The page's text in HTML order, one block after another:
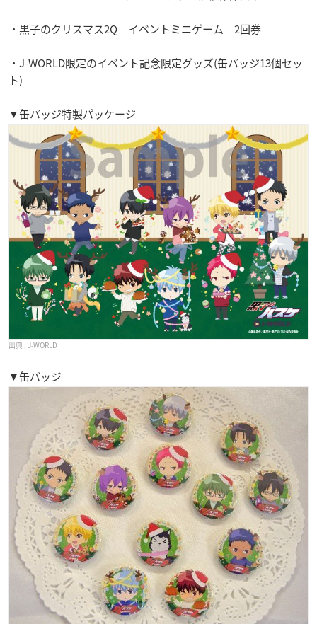
・黒子のクリスマス2Q イベントミニゲーム 2回券
・J-WORLD限定のイベント記念限定グッズ(缶バッジ13個セッ
ト)
▼缶バッジ特製パッケージ
J-WORLD
▼缶バッジ